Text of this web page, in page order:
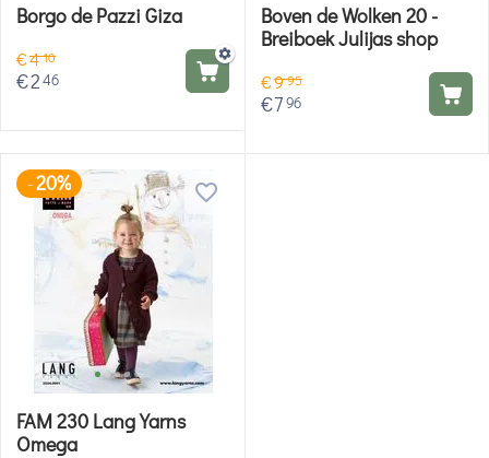
Borgo de Pazzi Giza
€410
€246
Boven de Wolken 20 -
Breiboek Julijas shop
€995
€796
-20%
FAM 230 Lang Yarns
Omega